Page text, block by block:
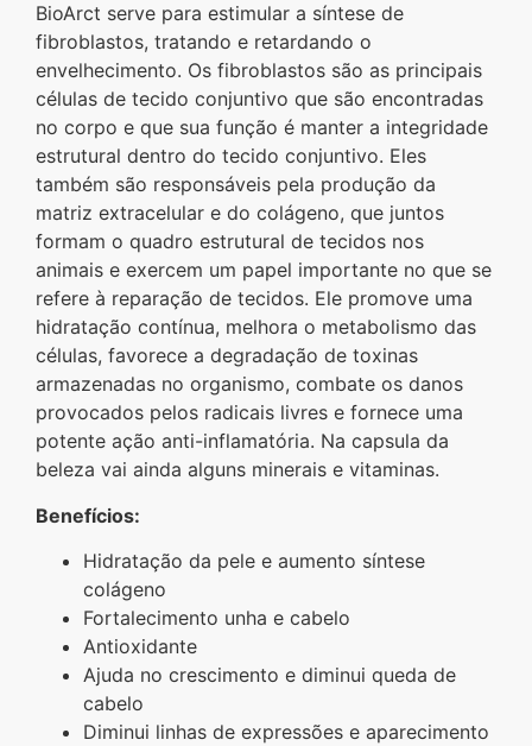
BioArct serve para estimular a síntese de
fibroblastos, tratando e retardando o
envelhecimento. Os fibroblastos são as principais
células de tecido conjuntivo que são encontradas
no corpo e que sua função é manter a integridade
estrutural dentro do tecido conjuntivo. Eles
também são responsáveis pela produção da
matriz extracelular e do colágeno, que juntos
formam o quadro estrutural de tecidos nos
animais e exercem um papel importante no que se
refere à reparação de tecidos. Ele promove uma
hidratação contínua, melhora o metabolismo das
células, favorece a degradação de toxinas
armazenadas no organismo, combate os danos
provocados pelos radicais livres e fornece uma
potente ação anti-inflamatória. Na capsula da
beleza vai ainda alguns minerais e vitaminas.
Benefícios:
Hidratação da pele e aumento síntese
colágeno
Fortalecimento unha e cabelo
Antioxidante
Ajuda no crescimento e diminui queda de
cabelo
Diminui linhas de expressões e aparecimento